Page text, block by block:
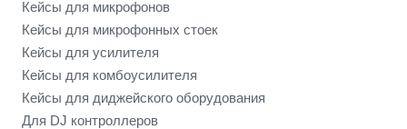
Кейсы для микрофонов
Кейсы для микрофонных стоек
Кейсы для усилителя
Кейсы для комбоусилителя
Кейсы для диджейского оборудования
Для DJ контроллеров